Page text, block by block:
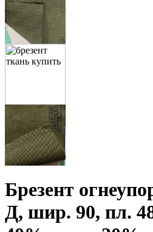
Брезент
Д, шир. 90, пл.